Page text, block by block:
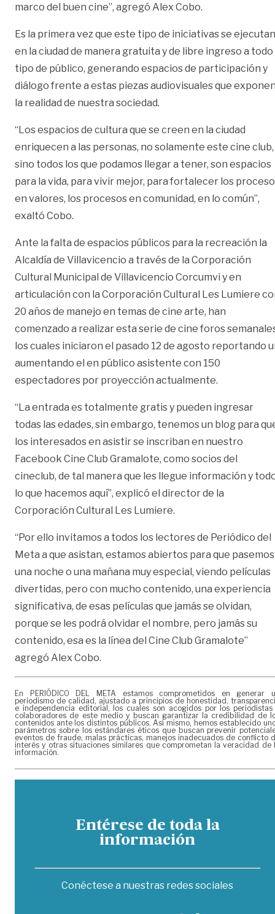
marco del buen cine”, agregó Alex Cobo.
Es la primera vez que este tipo de iniciativas se ejecutan
en la ciudad de manera gratuita y de libre ingreso a todo
tipo de público, generando espacios de participación y
diálogo frente a estas piezas audiovisuales que
la realidad de nuestra sociedad.
“Los espacios de cultura que se creen en la ciudad
enriquecen a las personas, no solamente este cine club,
sino todos los que podamos llegar a tener, son espacios
para la vida, para vivir mejor, para fortalecer los
en valores, los procesos en comunidad, en lo común”,
exaltó Cobo.
Ante la falta de espacios públicos para la recreación la
Alcaldía de Villavicencio a través de la Corporación
Cultural Municipal de Villavicencio Corcumvi y en
articulación con la Corporación Cultural Les Lumiere
20 años de manejo en temas de cine arte, han
comenzado a realizar esta serie de cine foros
los cuales iniciaron el pasado 12 de agosto reportando
aumentando el en público asistente con 150
espectadores por proyección actualmente.
“La entrada es totalmente gratis y pueden ingresar
todas las edades, sin embargo, tenemos un blog para
los interesados en asistir se inscriban en nuestro
Facebook Cine Club Gramalote, como socios del
cineclub, de tal manera que les llegue información y
lo que hacemos aquí”, explicó el director de la
Corporación Cultural Les Lumiere.
“Por ello invitamos a todos los lectores de Periódico del
Meta a que asistan, estamos abiertos para que pasemos
una noche o una mañana muy especial, viendo películas
divertidas, pero con mucho contenido, una experiencia
significativa, de esas películas que jamás se olvidan,
porque se les podrá olvidar el nombre, pero jamás su
contenido, esa es la línea del Cine Club Gramalote”
agregó Alex Cobo.
En PERIÓDICO DEL META estamos comprometidos en generar
periodismo de calidad, ajustado a principios de honestidad,
e independencia editorial, los cuales son acogidos por los periodistas
colaboradores de este medio y buscan garantizar la credibilidad de
contenidos ante los distintos públicos. Así mismo, hemos establecido
parámetros sobre los estándares éticos que buscan prevenir
eventos de fraude, malas prácticas, manejos inadecuados de conflicto
interés y otras situaciones similares que comprometan la veracidad de
información.
Entérese de toda la
información
Conéctese a nuestras redes sociales